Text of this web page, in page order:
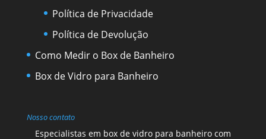
Política de Privacidade
Política de Devolução
Como Medir o Box de Banheiro
Box de Vidro para Banheiro
Nosso contato
Especialistas em box de vidro para banheiro com